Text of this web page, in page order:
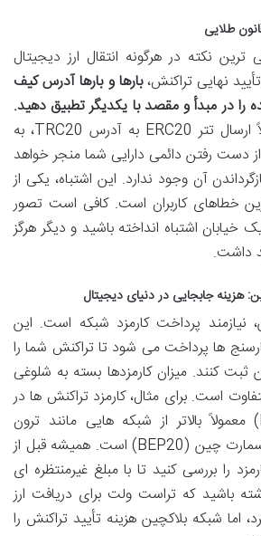
طلایی
نکته در هرگونه انتقال ارز دیجیتال
نهایی تراکنش،بارها و بارها آدرس کیف
در مبدأ و مقصد با یکدیگر تطبیق دهید.
یک اشتباه کوچک، مثلاً ارسال تتر ERC20 به آدرس TRC20، به
درصد به از دست رفتن دائمی دارایی شما منجر خواهد
آن وجود ندارد. این اشتباه، یکی از
خطاهای کاربران است. کافی است تصور
خیابان اشتباه انداخته باشید و دیگر هرگز
داشت.
هزینه جابجایی در دنیای دیجیتال
نیازمند پرداخت کارمزد شبکه است. این
ها پرداخت می شود تا تراکنش شما را
ثبت کنند. میزان کارمزدها بسته به شلوغی
است. برای مثال، کارمزد تراکنش ها در
شبکه اتریوم (ERC20) معمولاً بالاتر از شبکه هایی مانند ترون
(TRC20) یا بایننس اسمارت چین (BEP20) است. همیشه قبل از
را بررسی کنید تا با مبلغ غیرمنتظره ای
باشید که تراست ولت برای دریافت ارز
اما شبکه بلاکچین هزینه تأیید تراکنش را